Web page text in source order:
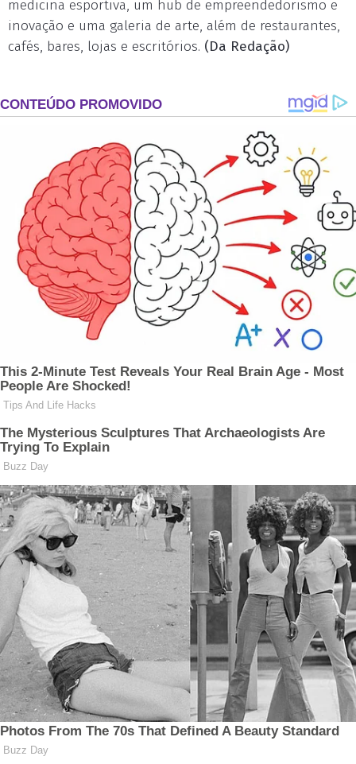
medicina esportiva, um hub de empreendedorismo e
inovação e uma galeria de arte, além de restaurantes,
cafés, bares, lojas e escritórios. (Da Redação)